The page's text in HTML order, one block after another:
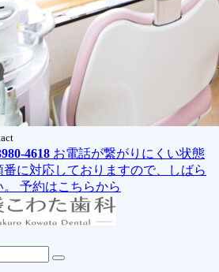
4618 お電話が繋がりにくい状態
に対応しておりますので、しばら
予約はこちらから